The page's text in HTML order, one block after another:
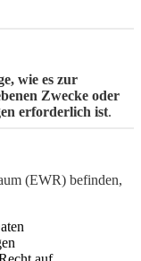
wie es zur
Zwecke oder
erforderlich ist.
(EWR) befinden,